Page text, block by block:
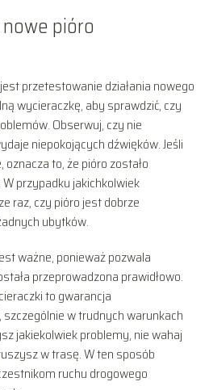
pióro
przetestowanie działania nowego
wycieraczkę, aby sprawdzić, czy
Obserwuj, czy nie
niepokojących dźwięków. Jeśli
to, że pióro zostało
przypadku jakichkolwiek
raz, czy pióro jest dobrze
ubytków.
ważne, ponieważ pozwala
przeprowadzona prawidłowo.
to gwarancja
w trudnych warunkach
jakiekolwiek problemy, nie wahaj
w trasę. W ten sposób
ruchu drogowego